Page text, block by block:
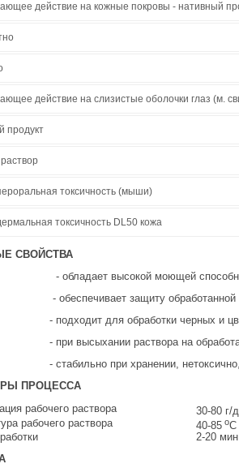
действие на кожные покровы - нативный
действие на слизистые оболочки глаз (м.
продукт
токсичность (мыши)
токсичность DL50 кожа
СВОЙСТВА
высокой моющей
защиту обработанной
для обработки черных и цветных
раствора на обработанной
при хранении, нетоксично,
ПРОЦЕССА
рабочего раствора
30-80 г/
рабочего раствора
40-85 оС
2-20 мин